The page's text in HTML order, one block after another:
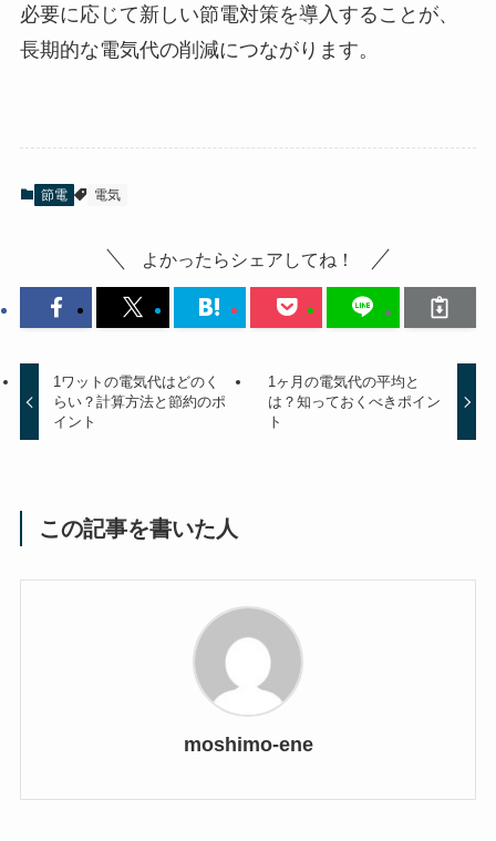
必要に応じて新しい節電対策を導入することが、
長期的な電気代の削減につながります。
節電 電気
よかったらシェアしてね！
1ワットの電気代はどのく
らい？計算方法と節約のポ
イント
1ヶ月の電気代の平均と
は？知っておくべきポイン
ト
この記事を書いた人
moshimo-ene